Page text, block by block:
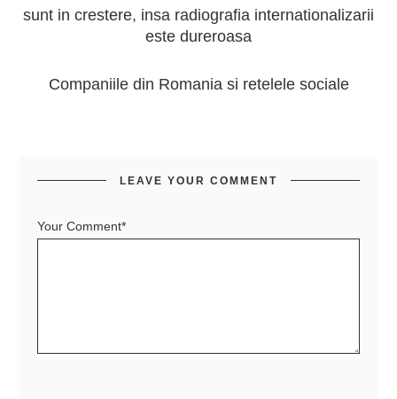
sunt in crestere, insa radiografia internationalizarii
este dureroasa
Companiile din Romania si retelele sociale
LEAVE YOUR COMMENT
Your Comment*